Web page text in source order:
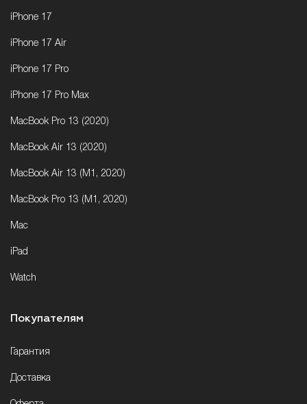
iPhone 17
iPhone 17 Air
iPhone 17 Pro
iPhone 17 Pro Max
MacBook Pro 13 (2020)
MacBook Air 13 (2020)
MacBook Air 13 (M1, 2020)
MacBook Pro 13 (M1, 2020)
Mac
iPad
Watch
Покупателям
Гарантия
Доставка